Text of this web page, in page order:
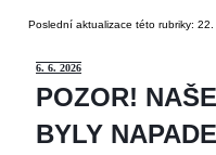
Poslední aktualizace této rubriky:
6. 6. 2026
POZOR!
BYLY